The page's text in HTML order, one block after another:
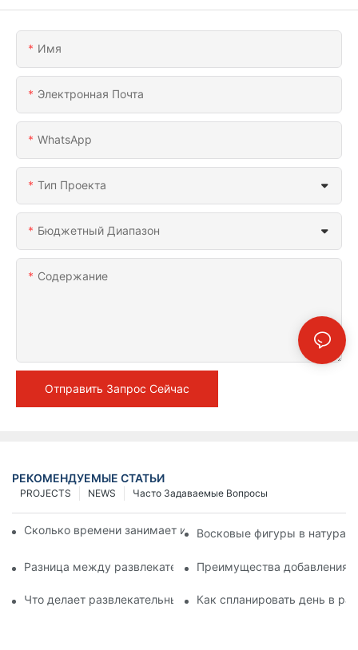
Имя
Электронная Почта
WhatsApp
Тип Проекта
Бюджетный Диапазон
Содержание
Отправить Запрос Сейчас
РЕКОМЕНДУЕМЫЕ СТАТЬИ
Часто Задаваемые Вопросы
NEWS
PROJECTS
Сколько времени занимает изготовление восковой фигуры?
Восковые фигуры в
Разница между развлекательным центром «Музей
Преимущества добавления
Что делает развлекательный центр «Музей восковых
Как спланировать день в